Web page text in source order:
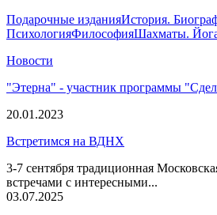
Подарочные изданияИстория.
ПсихологияФилософияШахматы.
Новости
"Этерна" - участник программы
20.01.2023
Встретимся на ВДНХ
3-7 сентября традиционная
встречами с интересными...
03.07.2025